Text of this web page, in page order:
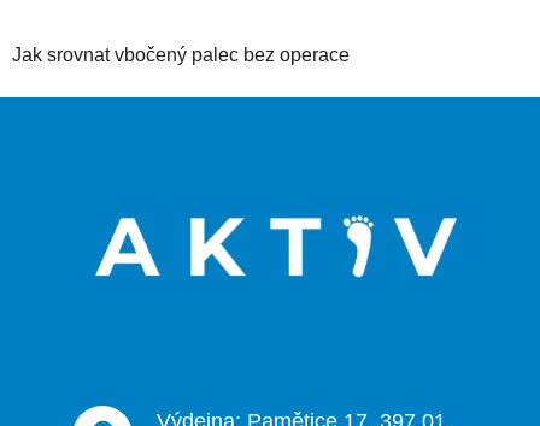
Jak srovnat vbočený palec bez operace